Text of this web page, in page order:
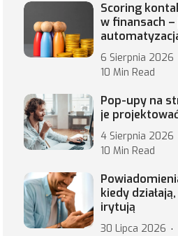
Scoring
w finansach –
6 Sierpnia 2026
10 Min Read
Pop-upy na
je
4 Sierpnia 2026
10 Min Read
kiedy
irytują
30 Lipca 2026